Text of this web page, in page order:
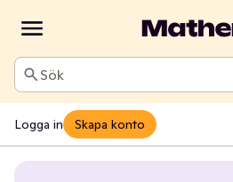
Sök
Logga in Skapa konto